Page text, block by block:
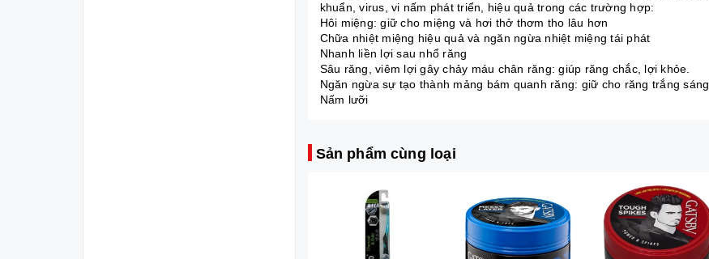
khuẩn, virus, vi nấm phát triển, hiệu quả trong các trường hợp:
Hôi miệng: giữ cho miệng và hơi thở thơm tho lâu hơn
Chữa nhiệt miệng hiệu quả và ngăn ngừa nhiệt miệng tái phát
Nhanh liền lợi sau nhổ răng
Sâu răng, viêm lợi gây chảy máu chân răng: giúp răng chắc, lợi khỏe.
Ngăn ngừa sự tạo thành mảng bám quanh răng: giữ cho răng trắng sáng
Nấm lưỡi
Sản phẩm cùng loại